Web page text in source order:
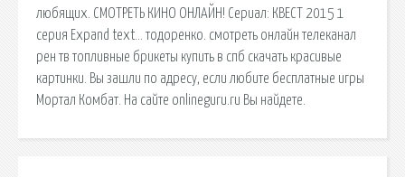
любящих. СМОТРЕТЬ КИНО ОНЛАЙН! Сериал: КВЕСТ 2015 1
серия Expand text… тодоренко. смотреть онлайн телеканал
рен тв топливные брикеты купить в спб скачать красивые
картинки. Вы зашли по адресу, если любите бесплатные игры
Мортал Комбат. На сайте onlineguru.ru Вы найдете.